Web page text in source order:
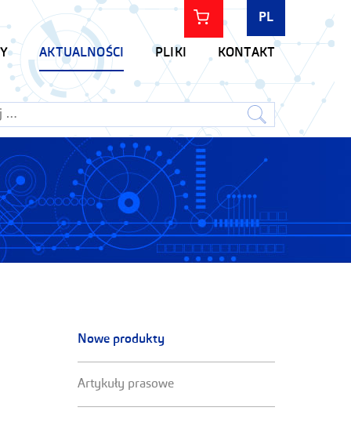
PL
AKTUALNOŚCI PLIKI KONTAKT
Nowe produkty
Artykuły prasowe